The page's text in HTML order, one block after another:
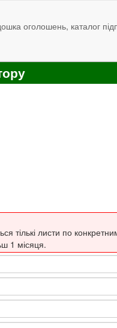
оголошень, каталог
тількі листи по
1 місяця.